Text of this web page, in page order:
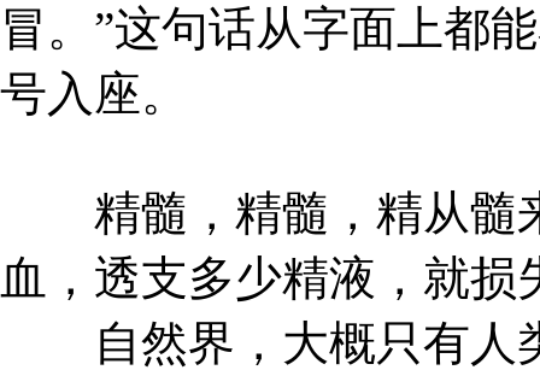
冒。”这句话从字面上都
号入座。
精髓，精髓，精从髓
血，透支多少精液，就损
自然界，大概只有人